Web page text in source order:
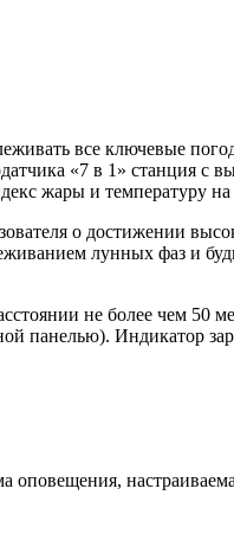
все ключевые
«7 в 1» станция с
жары и температуру на
о достижении
лунных фаз и
не более чем 50
панелью). Индикатор